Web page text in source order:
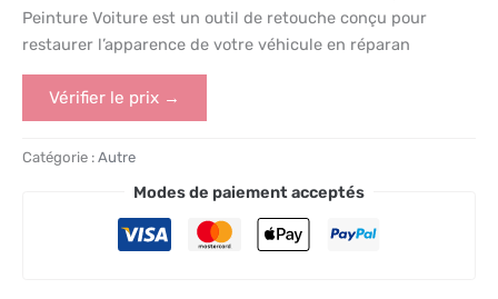
notations
client
Peinture Voiture est un outil de retouche conçu pour
restaurer l’apparence de votre véhicule en réparan
Vérifier le prix →
Catégorie : Autre
Modes de paiement acceptés